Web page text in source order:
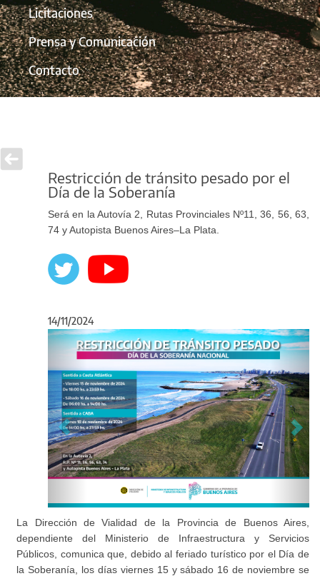
Licitaciones
Prensa y Comunicación
Contacto
Restricción de tránsito pesado por el
Día de la Soberanía
Será en la Autovía 2, Rutas Provinciales Nº11, 36, 56, 63,
74 y Autopista Buenos Aires–La Plata.
14/11/2024
Anterior
La Dirección de Vialidad de la Provincia de Buenos Aires,
dependiente del Ministerio de Infraestructura y Servicios
Públicos, comunica que, debido al feriado turístico por el Día de
la Soberanía, los días viernes 15 y sábado 16 de noviembre se